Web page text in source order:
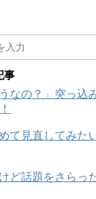
事
なの？」突っ込
て見直してみた
ど話題をさらっ